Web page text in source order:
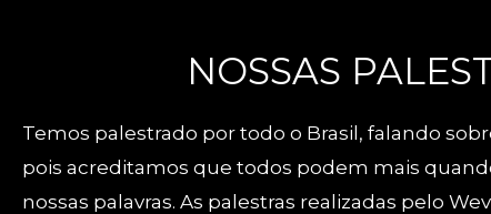
NOSSAS
Temos palestrado por todo o Brasil, falando
pois acreditamos que todos podem mais
nossas palavras. As palestras realizadas pelo